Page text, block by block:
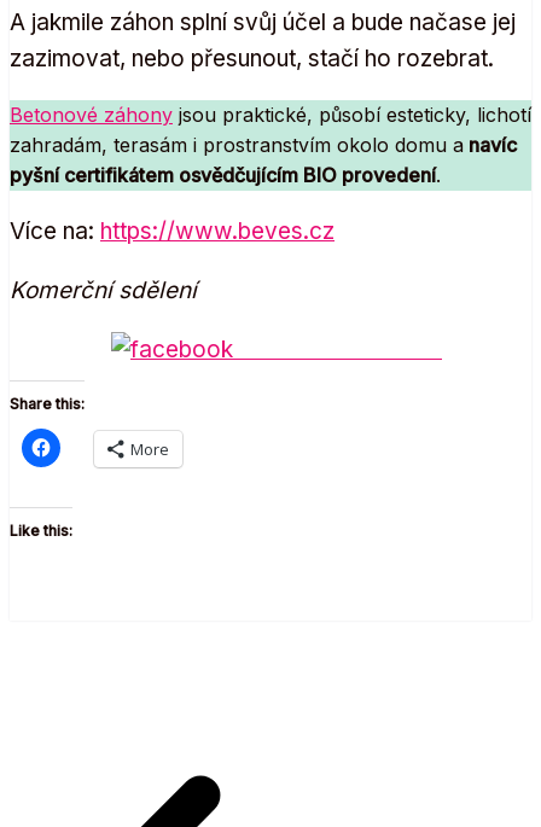
A jakmile záhon splní svůj účel a bude načase jej
zazimovat, nebo přesunout, stačí ho rozebrat.
Betonové záhony jsou praktické, působí esteticky, lichotí
zahradám, terasám i prostranstvím okolo domu a navíc
pyšní certifikátem osvědčujícím BIO provedení.
Více na: https://www.beves.cz
Komerční sdělení
Share this:
More
Like this: